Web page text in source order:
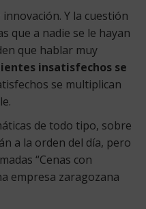
Y la cuestión
que a nadie se le hayan
que hablar muy
insatisfechos se
se multiplican
de todo tipo, sobre
a la orden del día, pero
“Cenas con
empresa zaragozana